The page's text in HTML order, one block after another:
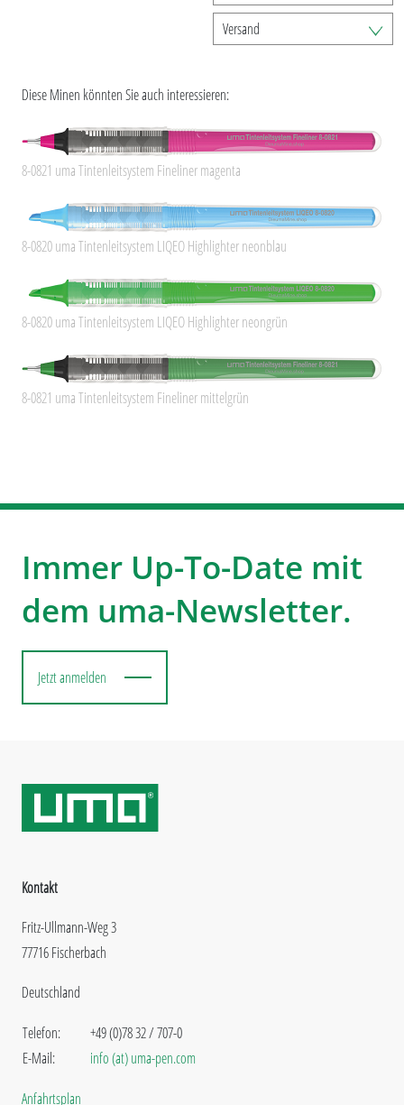
Versand
Diese Minen könnten Sie auch interessieren:
8-0821 uma Tintenleitsystem Fineliner magenta
8-0820 uma Tintenleitsystem LIQEO Highlighter neonblau
8-0820 uma Tintenleitsystem LIQEO Highlighter neongrün
8-0821 uma Tintenleitsystem Fineliner mittelgrün
Immer Up-To-Date mit
dem uma-Newsletter.
Jetzt anmelden
Kontakt
Fritz-Ullmann-Weg 3
77716 Fischerbach
Deutschland
Telefon:
E-Mail:
+49 (0)78 32 / 707-0
info (at) uma-pen.com
Anfahrtsplan